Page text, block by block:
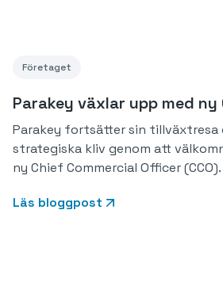
Företaget
Parakey växlar upp med ny
Parakey fortsätter sin tillväxtresa
strategiska kliv genom att
ny Chief Commercial Officer (CCO).
Läs bloggpost